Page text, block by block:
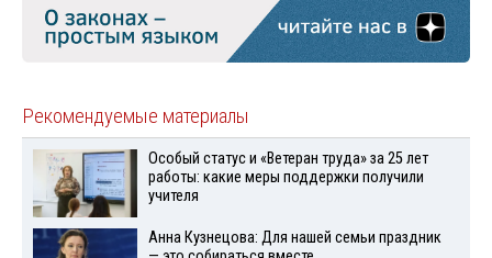
Рекомендуемые материалы
Особый статус и «Ветеран труда» за 25 лет
работы: какие меры поддержки получили
учителя
Анна Кузнецова: Для нашей семьи праздник